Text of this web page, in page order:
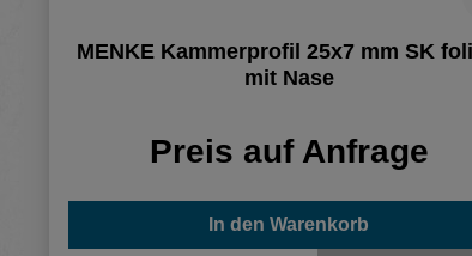
MENKE Kammerprofil 25x7 mm SK
mit Nase
Preis auf Anfrage
In den Warenkorb